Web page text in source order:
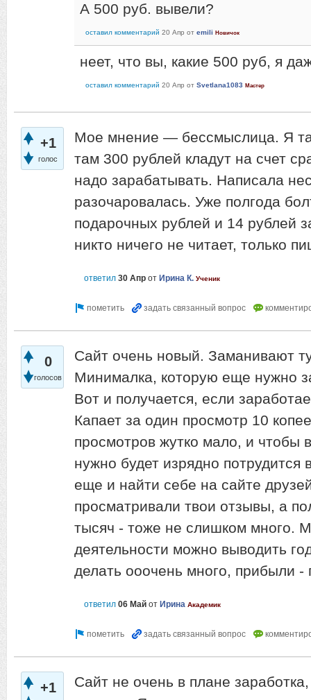
А 500 руб. вывели?
оставил комментарий 20 Апр от emili Новичок
неет, что вы, какие 500 руб, я
оставил комментарий 20 Апр от Svetlana1083 Мастер
+1
голос
Мое мнение — бессмыслица. Я
там 300 рублей кладут на счет
надо зарабатывать. Написала
разочаровалась. Уже полгода
подарочных рублей и 14 рублей
никто ничего не читает, только
ответил 30 Апр от Ирина К. Ученик
0
голосов
Сайт очень новый. Заманивают
Минималка, которую еще нужно
Вот и получается, если
Капает за один просмотр 10
просмотров жутко мало, и чтобы
нужно будет изрядно потрудится
еще и найти себе на сайте
просматривали твои отзывы, а
тысяч - тоже не слишком много.
деятельности можно выводить
делать ооочень много, прибыли -
ответил 06 Май от Ирина Академик
+1
Сайт не очень в плане